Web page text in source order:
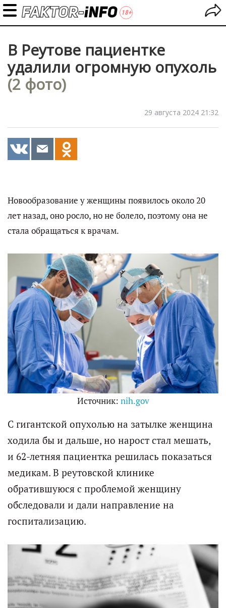
В Реутове пациентке
удалили огромную опухоль
(2 фото)
29 августа 2024 21:32
Новообразование у женщины появилось около 20
лет назад, оно росло, но не болело, поэтому она не
стала обращаться к врачам.
Источник: nih.gov
С гигантской опухолью на затылке женщина
ходила бы и дальше, но нарост стал мешать,
и 62-летняя пациентка решилась показаться
медикам. В реутовской клинике
обратившуюся с проблемой женщину
обследовали и дали направление на
госпитализацию.